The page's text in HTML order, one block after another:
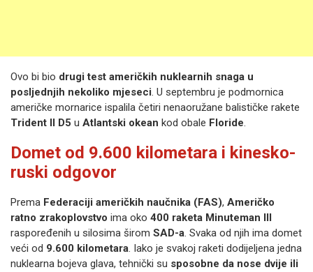
Ovo bi bio drugi test američkih nuklearnih snaga u
posljednjih nekoliko mjeseci. U septembru je podmornica
američke mornarice ispalila četiri nenaoružane balističke rakete
Trident II D5 u Atlantski okean kod obale Floride.
Domet od 9.600 kilometara i kinesko-
ruski odgovor
Prema Federaciji američkih naučnika (FAS), Američko
ratno zrakoplovstvo ima oko 400 raketa Minuteman III
raspoređenih u silosima širom SAD-a. Svaka od njih ima domet
veći od 9.600 kilometara. Iako je svakoj raketi dodijeljena jedna
nuklearna bojeva glava, tehnički su sposobne da nose dvije ili